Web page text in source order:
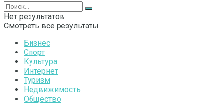
Нет результатов
Смотреть все результаты
Бизнес
Спорт
Культура
Интернет
Туризм
Недвижимость
Общество